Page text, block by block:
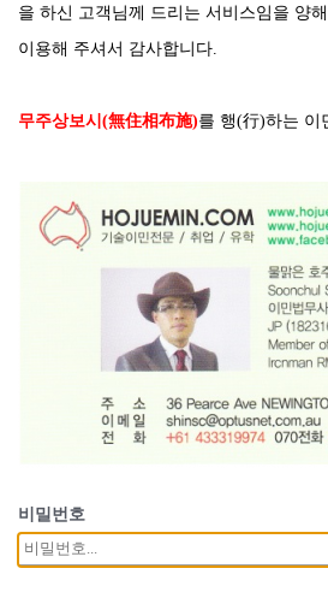
을 하신 고객님께 드리는 서비스임을 양
이용해 주셔서 감사합니다.
무주상보시(無住相布施)를 행(行)하는 이
비밀번호